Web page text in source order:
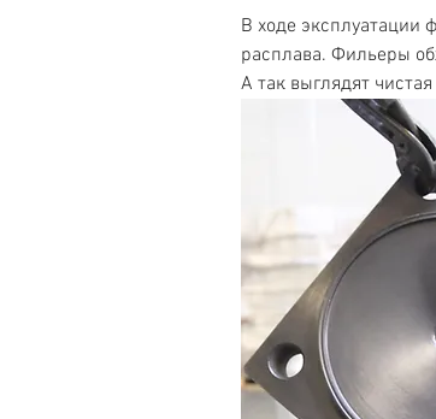
В ходе эксплуатации
расплава. Фильеры
А так выглядят